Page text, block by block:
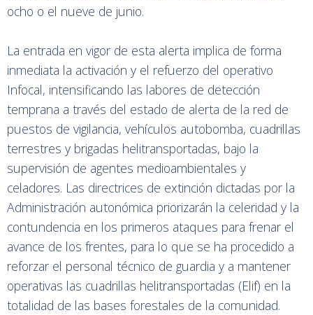
ocho o el nueve de junio.
La entrada en vigor de esta alerta implica de forma
inmediata la activación y el refuerzo del operativo
Infocal, intensificando las labores de detección
temprana a través del estado de alerta de la red de
puestos de vigilancia, vehículos autobomba, cuadrillas
terrestres y brigadas helitransportadas, bajo la
supervisión de agentes medioambientales y
celadores. Las directrices de extinción dictadas por la
Administración autonómica priorizarán la celeridad y la
contundencia en los primeros ataques para frenar el
avance de los frentes, para lo que se ha procedido a
reforzar el personal técnico de guardia y a mantener
operativas las cuadrillas helitransportadas (Elif) en la
totalidad de las bases forestales de la comunidad.